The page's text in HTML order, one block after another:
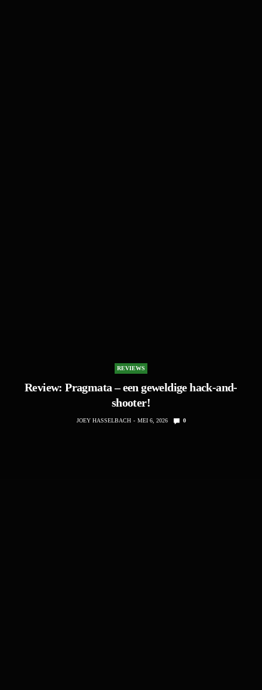
REVIEWS
Review: Pragmata – een geweldige hack-and-
shooter!
JOEY HASSELBACH MEI 6, 2026 0